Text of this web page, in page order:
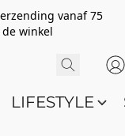
vanaf 75
winkel
LIFESTYLE